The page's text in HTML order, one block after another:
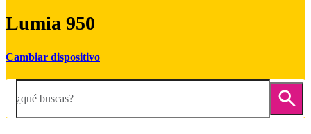
Lumia 950
Cambiar dispositivo
¿qué buscas?